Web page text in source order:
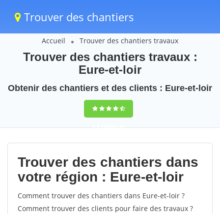
Trouver des chantiers
Accueil Trouver des chantiers travaux
Trouver des chantiers travaux :
Eure-et-loir
Obtenir des chantiers et des clients : Eure-et-loir
9,5(100%)59
votes
Trouver des chantiers dans
votre région : Eure-et-loir
Comment trouver des chantiers dans Eure-et-loir ?
Comment trouver des clients pour faire des travaux ?